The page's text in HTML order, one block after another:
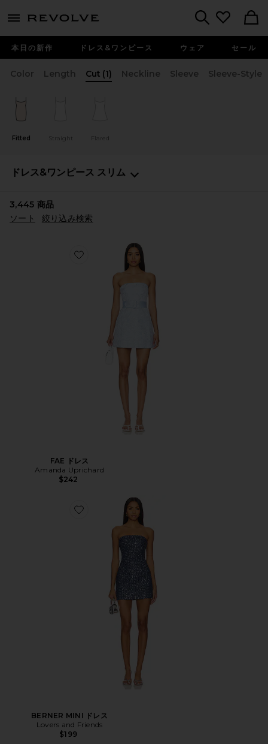
menu - shows more content
本日の新作 ドレス&ワンピース ウェア セール
Color Length Cut (1) Neckline Sleeve Sleeve-Style
Fitted Straight Flared
ドレス&ワンピース スリム
3,445 商品
ソート
絞り込み検索
FAE ドレス
Amanda Uprichard
$242
BERNER MINI ドレス
Lovers and Friends
$199